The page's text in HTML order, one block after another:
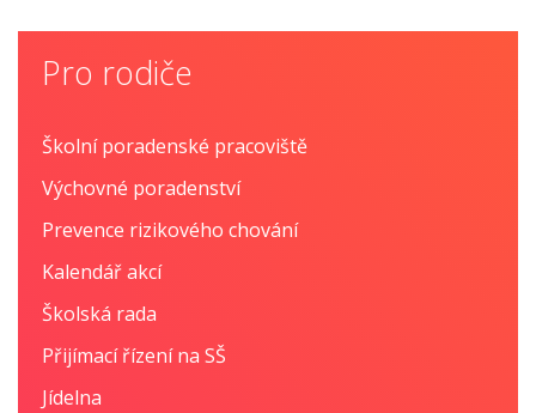
Pro rodiče
Školní poradenské pracoviště
Výchovné poradenství
Prevence rizikového chování
Kalendář akcí
Školská rada
Přijímací řízení na SŠ
Jídelna